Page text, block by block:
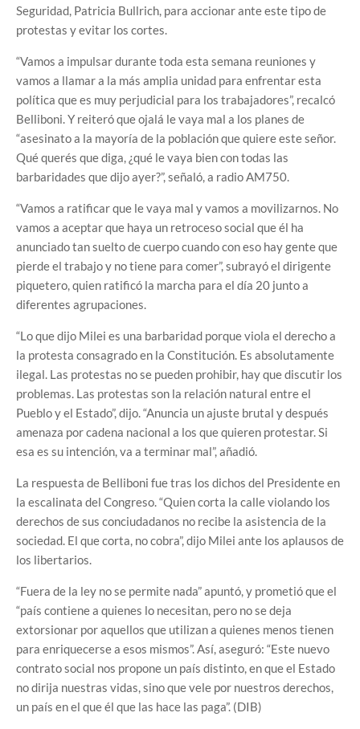
Seguridad, Patricia Bullrich, para accionar ante este tipo de
protestas y evitar los cortes.
“Vamos a impulsar durante toda esta semana reuniones y
vamos a llamar a la más amplia unidad para enfrentar esta
política que es muy perjudicial para los trabajadores”, recalcó
Belliboni. Y reiteró que ojalá le vaya mal a los planes de
“asesinato a la mayoría de la población que quiere este señor.
Qué querés que diga, ¿qué le vaya bien con todas las
barbaridades que dijo ayer?”, señaló, a radio AM750.
“Vamos a ratificar que le vaya mal y vamos a movilizarnos. No
vamos a aceptar que haya un retroceso social que él ha
anunciado tan suelto de cuerpo cuando con eso hay gente que
pierde el trabajo y no tiene para comer”, subrayó el dirigente
piquetero, quien ratificó la marcha para el día 20 junto a
diferentes agrupaciones.
“Lo que dijo Milei es una barbaridad porque viola el derecho a
la protesta consagrado en la Constitución. Es absolutamente
ilegal. Las protestas no se pueden prohibir, hay que discutir los
problemas. Las protestas son la relación natural entre el
Pueblo y el Estado”, dijo. “Anuncia un ajuste brutal y después
amenaza por cadena nacional a los que quieren protestar. Si
esa es su intención, va a terminar mal”, añadió.
La respuesta de Belliboni fue tras los dichos del Presidente en
la escalinata del Congreso. “Quien corta la calle violando los
derechos de sus conciudadanos no recibe la asistencia de la
sociedad. El que corta, no cobra”, dijo Milei ante los aplausos de
los libertarios.
“Fuera de la ley no se permite nada” apuntó, y prometió que el
“país contiene a quienes lo necesitan, pero no se deja
extorsionar por aquellos que utilizan a quienes menos tienen
para enriquecerse a esos mismos”. Así, aseguró: “Este nuevo
contrato social nos propone un país distinto, en que el Estado
no dirija nuestras vidas, sino que vele por nuestros derechos,
un país en el que él que las hace las paga”. (DIB)